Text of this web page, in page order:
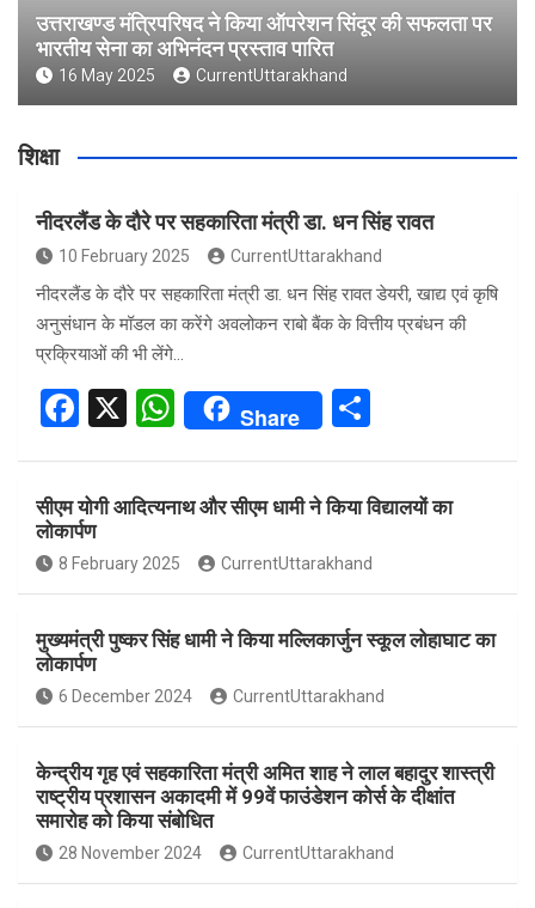
उत्तराखण्ड मंत्रिपरिषद ने किया ऑपरेशन सिंदूर की सफलता पर
भारतीय सेना का अभिनंदन प्रस्ताव पारित
16 May 2025 CurrentUttarakhand
शिक्षा
नीदरलैंड के दौरे पर सहकारिता मंत्री डा. धन सिंह रावत
10 February 2025 CurrentUttarakhand
नीदरलैंड के दौरे पर सहकारिता मंत्री डा. धन सिंह रावत डेयरी, खाद्य एवं कृषि
अनुसंधान के मॉडल का करेंगे अवलोकन राबो बैंक के वित्तीय प्रबंधन की
प्रक्रियाओं की भी लेंगे…
F
ce
b
o
o
k
X
W
s
A
p
p
Share
ar
e
सीएम योगी आदित्यनाथ और सीएम धामी ने किया विद्यालयों का
लोकार्पण
8 February 2025 CurrentUttarakhand
मुख्यमंत्री पुष्कर सिंह धामी ने किया मल्लिकार्जुन स्कूल लोहाघाट का
लोकार्पण
6 December 2024 CurrentUttarakhand
केन्द्रीय गृह एवं सहकारिता मंत्री अमित शाह ने लाल बहादुर शास्त्री
राष्ट्रीय प्रशासन अकादमी में 99वें फाउंडेशन कोर्स के दीक्षांत
समारोह को किया संबोधित
28 November 2024 CurrentUttarakhand